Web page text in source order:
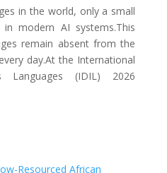
in the world, only a small
modern AI systems.This
remain absent from the
day.At the International
Languages (IDIL) 2026